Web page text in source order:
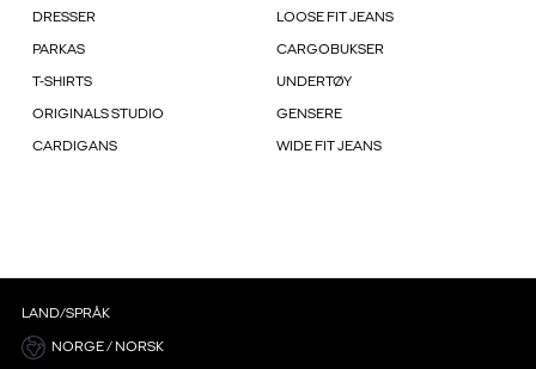
DRESSER LOOSE FIT JEANS
PARKAS CARGOBUKSER
T-SHIRTS UNDERTØY
ORIGINALS STUDIO GENSERE
CARDIGANS WIDE FIT JEANS
LAND/SPRÅK
NORGE / NORSK